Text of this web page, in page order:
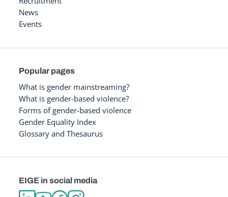
News
Events
Popular pages
What is gender mainstreaming?
What is gender-based violence?
Forms of gender-based violence
Gender Equality Index
Glossary and Thesaurus
EIGE in social media